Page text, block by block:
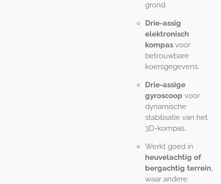
grond.
Drie-assig
elektronisch
kompas voor
betrouwbare
koersgegevens.
Drie-assige
gyroscoop voor
dynamische
stabilisatie van het
3D-kompas.
Werkt goed in
heuvelachtig of
bergachtig terrein,
waar andere